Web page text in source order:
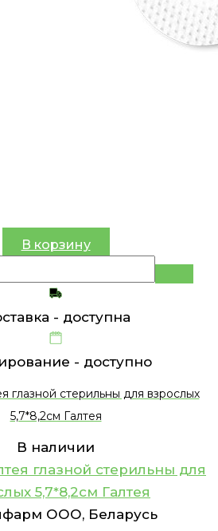
В корзину
- доступна
- доступно
глазной стерильны для взрослых
5,7*8,2см Галтея
В наличии
глазной стерильны для
5,7*8,2см Галтея
ООО, Беларусь